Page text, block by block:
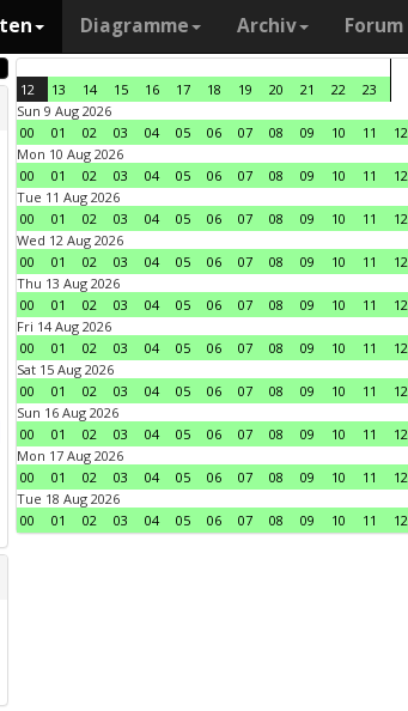
Diagramme Archiv Forum
12 13 14 15 16 17 18 19 20 21 22
23
Sun 9 Aug 2026
00
01 02 03 04 05 06 07 08 09 10 11 12
Mon 10 Aug 2026
00
01 02 03 04 05 06 07 08 09 10 11 12
Tue 11 Aug 2026
00
01 02 03 04 05 06 07 08 09 10 11 12
Wed 12 Aug 2026
00
01 02 03 04 05 06 07 08 09 10 11 12
Thu 13 Aug 2026
00
01 02 03 04 05 06 07 08 09 10 11 12
Fri 14 Aug 2026
00
01 02 03 04 05 06 07 08 09 10 11 12
Sat 15 Aug 2026
00
01 02 03 04 05 06 07 08 09 10 11 12
Sun 16 Aug 2026
00
01 02 03 04 05 06 07 08 09 10 11 12
Mon 17 Aug 2026
00
01 02 03 04 05 06 07 08 09 10 11 12
Tue 18 Aug 2026
00
01 02 03 04 05 06 07 08 09 10 11 12